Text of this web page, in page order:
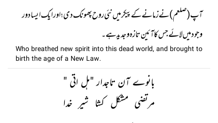
آپ (صلعم) نے زمانے کے پیکر میں نئی روح پھونک دی؛ اور ایک ایسا دور
وجود میں لائے جس کا آئین تازہ و جدید ہے۔
Who breathed new spirit into this dead world, and brought to
birth the age of a New Law.
بانوے آن تاجدار "ہل اتی "
مرتضی مشکل کشا شیر خدا